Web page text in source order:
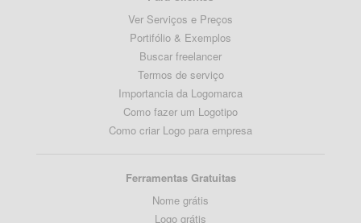
Ver Serviços e Preços
Portifólio & Exemplos
Buscar freelancer
Termos de serviço
Importancia da Logomarca
Como fazer um Logotipo
Como criar Logo para empresa
Ferramentas Gratuitas
Nome grátis
Logo grátis